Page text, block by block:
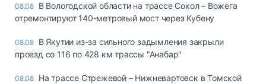
08.08 В Вологодской области на трассе Сокол – Вожега
отремонтируют 140-метровый мост через Кубену
08.08 В Якутии из-за сильного задымления закрыли
проезд со 116 по 428 км трассы "Анабар"
08.08 На трассе Стрежевой – Нижневартовск в Томской